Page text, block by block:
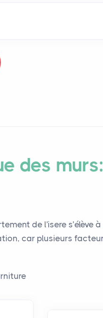
des
de l'isere s’élève à
car plusieurs